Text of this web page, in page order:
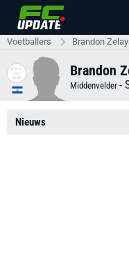
Voetballers Brandon
Brandon
Middenvelder -
Nieuws